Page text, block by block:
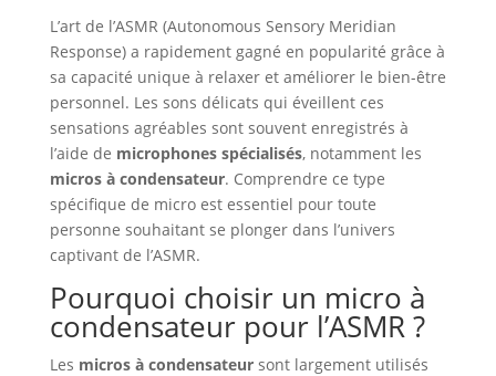
L’art de l’ASMR (Autonomous Sensory Meridian
Response) a rapidement gagné en popularité grâce à
sa capacité unique à relaxer et améliorer le bien-être
personnel. Les sons délicats qui éveillent ces
sensations agréables sont souvent enregistrés à
l’aide de microphones spécialisés, notamment les
micros à condensateur. Comprendre ce type
spécifique de micro est essentiel pour toute
personne souhaitant se plonger dans l’univers
captivant de l’ASMR.
Pourquoi choisir un micro à
condensateur pour l’ASMR ?
Les micros à condensateursont largement utilisés